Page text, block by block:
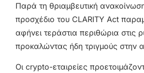
Παρά τη θριαμβευτική
προσχέδιο του CLARITY Act
αφήνει τεράστια περιθώρια
προκαλώντας ήδη τριγμούς στην
Οι crypto-εταιρείες